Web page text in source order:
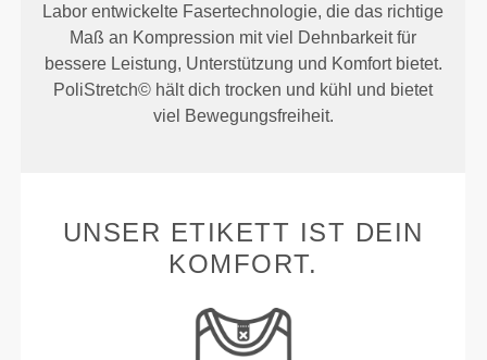
Labor entwickelte Fasertechnologie, die das richtige
Maß an Kompression mit viel Dehnbarkeit für
bessere Leistung, Unterstützung und Komfort bietet.
PoliStretch© hält dich trocken und kühl und bietet
viel Bewegungsfreiheit.
UNSER ETIKETT IST DEIN
KOMFORT.